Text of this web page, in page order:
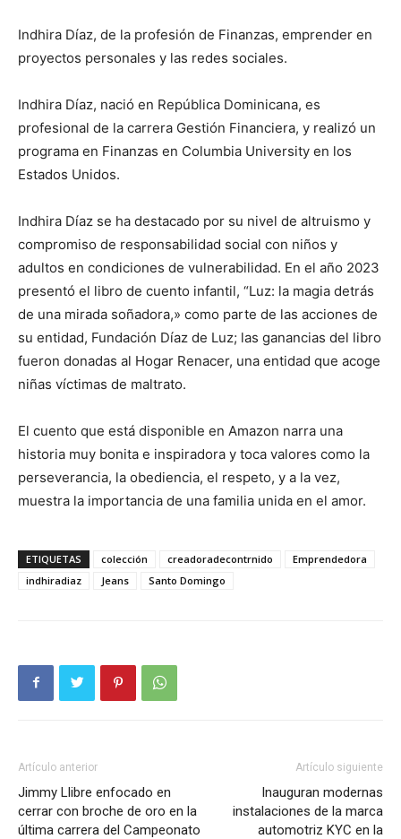
Indhira Díaz, de la profesión de Finanzas, emprender en
proyectos personales y las redes sociales.
Indhira Díaz, nació en República Dominicana, es
profesional de la carrera Gestión Financiera, y realizó un
programa en Finanzas en Columbia University en los
Estados Unidos.
Indhira Díaz se ha destacado por su nivel de altruismo y
compromiso de responsabilidad social con niños y
adultos en condiciones de vulnerabilidad. En el año 2023
presentó el libro de cuento infantil, “Luz: la magia detrás
de una mirada soñadora,» como parte de las acciones de
su entidad, Fundación Díaz de Luz; las ganancias del libro
fueron donadas al Hogar Renacer, una entidad que acoge
niñas víctimas de maltrato.
El cuento que está disponible en Amazon narra una
historia muy bonita e inspiradora y toca valores como la
perseverancia, la obediencia, el respeto, y a la vez,
muestra la importancia de una familia unida en el amor.
ETIQUETAS colección creadoradecontrnido
Emprendedora
indhiradiaz
Jeans Santo Domingo
Artículo anterior
Jimmy Llibre enfocado en
cerrar con broche de oro en la
última carrera del Campeonato
Artículo siguiente
Inauguran modernas
instalaciones de la marca
automotriz KYC en la